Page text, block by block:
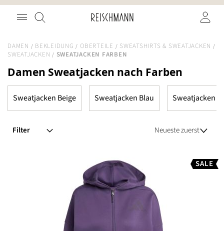
Zum
Inhalt
Suche
DAMEN BEKLEIDUNG OBERTEILE
SWEATSHIRTS & SWEATJACKEN
SWEATJACKEN
SWEATJACKEN FARBEN
Damen Sweatjacken nach Farben
Sweatjacken Beige Sweatjacken Blau Sweatjacken
SALE
Filter